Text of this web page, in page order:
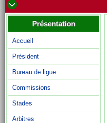
Présentation
Accueil
Président
Bureau de ligue
Commissions
Stades
Arbitres